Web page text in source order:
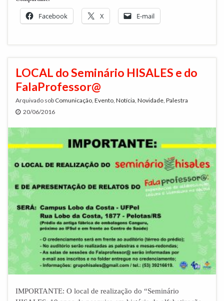
Facebook X E-mail
LOCAL do Seminário HISALES e do
FalaProfessor@
Arquivado sob Comunicação Evento Notícia Novidade Palestra
20/06/2016
IMPORTANTE: O local de realização do “Seminário